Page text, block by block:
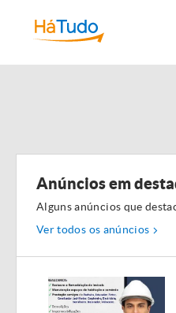
Anúncios em
Alguns anúncios que
Ver todos os anúncios